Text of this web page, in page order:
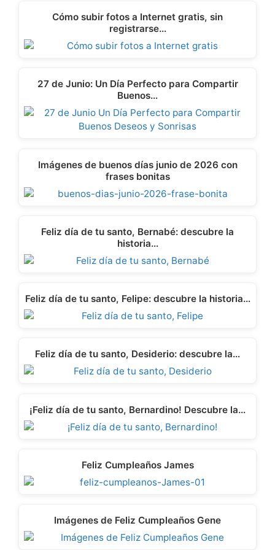
e
k
n
Cómo subir fotos a Internet gratis, sin
registrarse…
27 de Junio: Un Día Perfecto para Compartir
Buenos…
Imágenes de buenos días junio de 2026 con
frases bonitas
Feliz día de tu santo, Bernabé: descubre la
historia…
Feliz día de tu santo, Felipe: descubre la historia…
Feliz día de tu santo, Desiderio: descubre la…
¡Feliz día de tu santo, Bernardino! Descubre la…
Feliz Cumpleaños James
Imágenes de Feliz Cumpleaños Gene